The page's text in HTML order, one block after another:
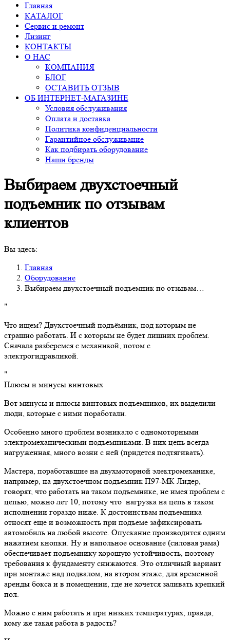
Главная
КАТАЛОГ
Сервис и ремонт
Лизинг
КОНТАКТЫ
О НАС
КОМПАНИЯ
БЛОГ
ОСТАВИТЬ ОТЗЫВ
ОБ ИНТЕРНЕТ-МАГАЗИНЕ
Условия обслуживания
Оплата и доставка
Политика конфиденциальности
Гарантийное обслуживание
Как подбирать оборудование
Наши бренды
Выбираем двухстоечный
подъемник по отзывам
клиентов
Вы здесь:
Главная
Оборудование
Выбираем двухстоечный подъемник по отзывам…
Что ищем? Двухстоечный подъёмник, под которым не
страшно работать. И с которым не будет лишних проблем.
Сначала разберемся с механикой, потом с
электрогидравликой.
Плюсы и минусы винтовых
Вот минусы и плюсы винтовых подъемников, их выделили
люди, которые с ними поработали.
Особенно много проблем возникало с одномоторными
электромеханическими подъемниками. В них цепь всегда
нагруженная, много возни с ней (придется подтягивать).
Мастера, поработавшие на двухмоторной электромеханике,
например, на двухстоечном подъемник П97-МК Лидер,
говорят, что работать на таком подъемнике, не имея проблем с
цепью, можно лет 10, потому что нагрузка на цепь в таком
исполнении гораздо ниже. К достоинствам подъемника
относят еще и возможность при подъеме зафиксировать
автомобиль на любой высоте. Опускание производится одним
нажатием кнопки. Ну и напольное основание (силовая рама)
обеспечивает подъемнику хорошую устойчивость, поэтому
требования к фундаменту снижаются. Это отличный вариант
при монтаже над подвалом, на втором этаже, для временной
аренды бокса и в помещении, где не хочется заливать крепкий
пол.
Можно с ним работать и при низких температурах, правда,
кому же такая работа в радость?